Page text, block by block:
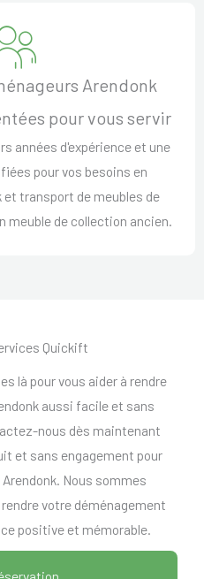
Arendonk
pour vous servir
années d'expérience et une
pour vos besoins en
transport de meubles de
meuble de collection ancien.
Quickift
là pour vous aider à rendre
aussi facile et sans
nous dès maintenant
et sans engagement pour
Nous sommes
votre déménagement
positive et mémorable.